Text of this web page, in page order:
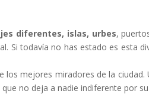
diferentes, islas, urbes,
Si todavía no has estado es esta
los mejores miradores de la
que no deja a nadie indiferente por